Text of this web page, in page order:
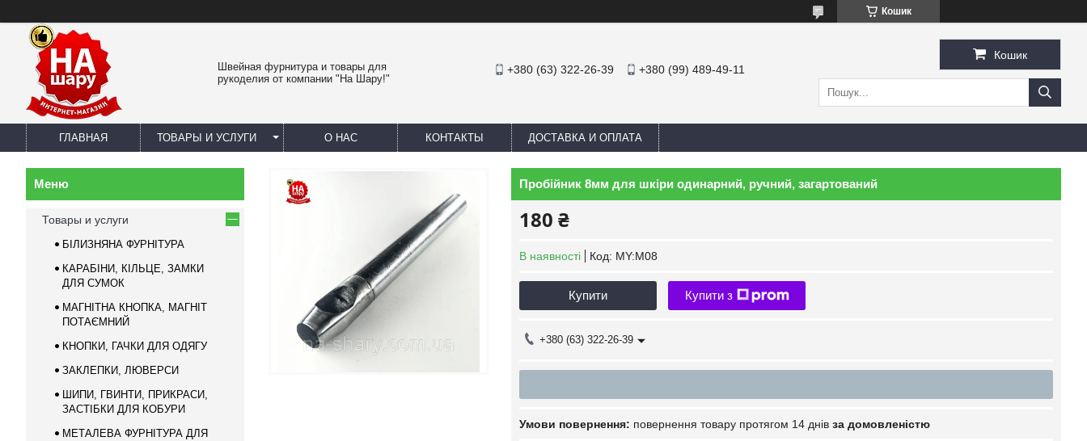
Кошик
Швейная фурнитура и товары для
рукоделия от компании "На Шару!"
+380 (63) 322-26-39 +380 (99) 489-49-11
Кошик
ГЛАВНАЯ ТОВАРЫ И УСЛУГИ О НАС КОНТАКТЫ ДОСТАВКА И ОПЛАТА
Пробійник 8мм для шкіри одинарний, ручний, загартований
180 ₴
В наявності Код: MY:M08
Купити Купити з
+380 (63) 322-26-39
повернення товару протягом 14 днів за домовленістю
Товары и услуги
БІЛИЗНЯНА ФУРНІТУРА
КАРАБІНИ, КІЛЬЦЕ, ЗАМКИ
ДЛЯ СУМОК
МАГНІТНА КНОПКА, МАГНІТ
ПОТАЄМНИЙ
КНОПКИ, ГАЧКИ ДЛЯ ОДЯГУ
ЗАКЛЕПКИ, ЛЮВЕРСИ
ШИПИ, ГВИНТИ, ПРИКРАСИ,
ЗАСТІБКИ ДЛЯ КОБУРИ
МЕТАЛЕВА ФУРНІТУРА ДЛЯ